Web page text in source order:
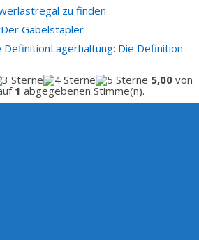
zu finden
Der Gabelstapler
Lagerhaltung: Die Definition
5,00von
1 abgegebenen Stimme(n).